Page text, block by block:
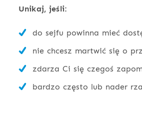
Unikaj, jeśli:
do sejfu powinna mieć
nie chcesz martwić się o
zdarza Ci się czegoś
bardzo często lub nader